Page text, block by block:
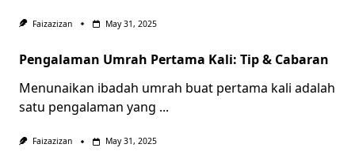
Faizazizan May 31, 2025
Pengalaman Umrah Pertama Kali: Tip & Cabaran
Menunaikan ibadah umrah buat pertama kali adalah
satu pengalaman yang ...
Faizazizan May 31, 2025